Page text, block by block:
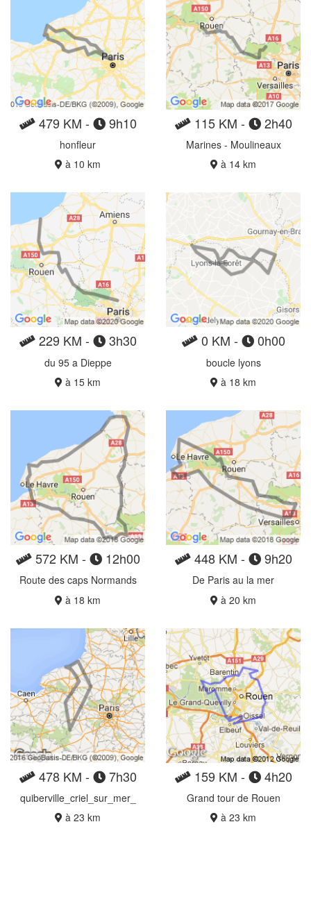
479 KM - 9h10
honfleur
à 10 km
115 KM - 2h40
Marines - Moulineaux
à 14 km
229 KM - 3h30
du 95 a Dieppe
à 15 km
0 KM - 0h00
boucle lyons
à 18 km
572 KM - 12h00
Route des caps Normands
à 18 km
448 KM - 9h20
De Paris au la mer
à 20 km
478 KM - 7h30
quiberville_criel_sur_mer_
à 23 km
159 KM - 4h20
Grand tour de Rouen
à 23 km